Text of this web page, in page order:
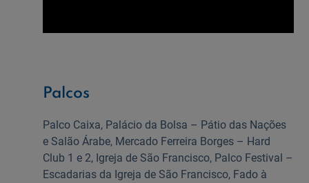
Palcos
Palco Caixa, Palácio da Bolsa – Pátio das Nações
e Salão Árabe, Mercado Ferreira Borges – Hard
Club 1 e 2, Igreja de São Francisco, Palco Festival –
Escadarias da Igreja de São Francisco, Fado à